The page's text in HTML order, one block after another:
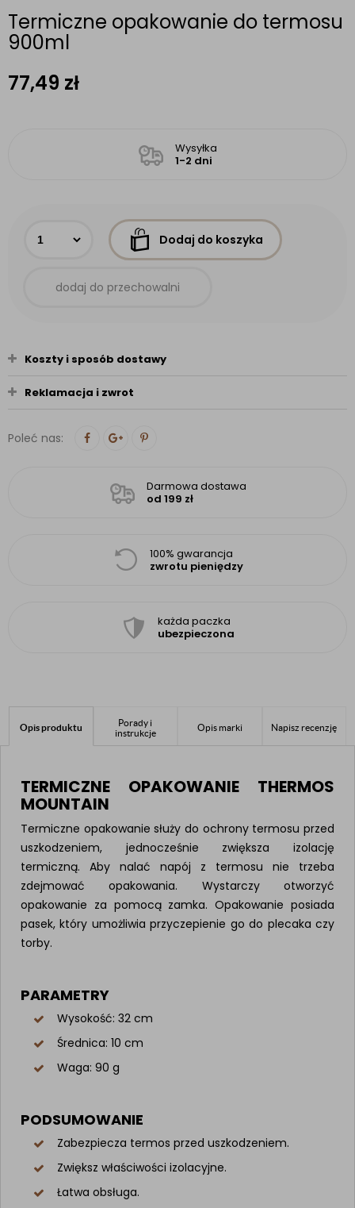
Termiczne opakowanie do termosu
900ml
77,49 zł
Wysyłka
1-2 dni
Dodaj do koszyka
dodaj do przechowalni
Koszty i sposób dostawy
Reklamacja i zwrot
Poleć nas:
Darmowa dostawa
od 199 zł
100% gwarancja
zwrotu pieniędzy
każda paczka
ubezpieczona
Opis produktu
Porady i
instrukcje
Opis marki Napisz recenzję
TERMICZNE OPAKOWANIE THERMOS
MOUNTAIN
Termiczne opakowanie służy do ochrony termosu przed
uszkodzeniem, jednocześnie zwiększa izolację
termiczną. Aby nalać napój z termosu nie trzeba
zdejmować opakowania. Wystarczy otworzyć
opakowanie za pomocą zamka. Opakowanie posiada
pasek, który umożliwia przyczepienie go do plecaka czy
torby.
PARAMETRY
Wysokość: 32 cm
Średnica: 10 cm
Waga: 90 g
PODSUMOWANIE
Zabezpiecza termos przed uszkodzeniem.
Zwiększ właściwości izolacyjne.
Łatwa obsługa.